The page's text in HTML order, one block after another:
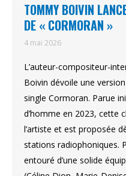
TOMMY BOIVIN
DE « CORMORAN »
4 mai 2026
L’auteur-compositeur-
Boivin dévoile une
single Cormoran. Parue
d’homme en 2023, cette
l’artiste et est proposée
stations radiophoniques.
entouré d’une solide